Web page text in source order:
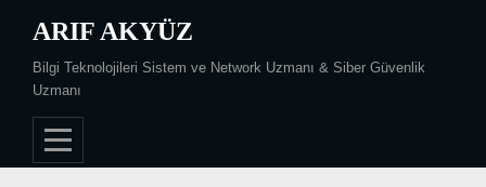
content
ARIF AKYÜZ
Bilgi Teknolojileri Sistem ve Network Uzmanı & Siber Güvenlik
Uzmanı